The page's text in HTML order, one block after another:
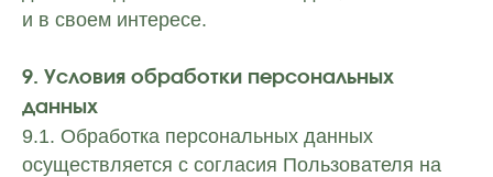
и в своем интересе.
9. Условия обработки персональных
данных
9.1. Обработка персональных данных
осуществляется с согласия Пользователя на